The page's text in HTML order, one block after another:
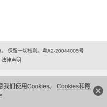
我们使用Cookies。 Cookies和隐
保留一切权利。粤A2-20044005号
法律声明